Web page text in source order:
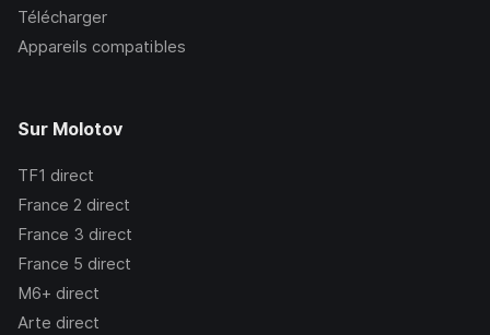
Télécharger
Appareils compatibles
Sur Molotov
TF1 direct
France 2 direct
France 3 direct
France 5 direct
M6+ direct
Arte direct